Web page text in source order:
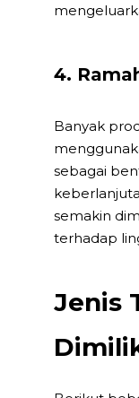
4.
Banyak
sebagai
semakin
terhadap
Jenis